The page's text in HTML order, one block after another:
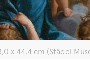
x 44,4 cm (Städel